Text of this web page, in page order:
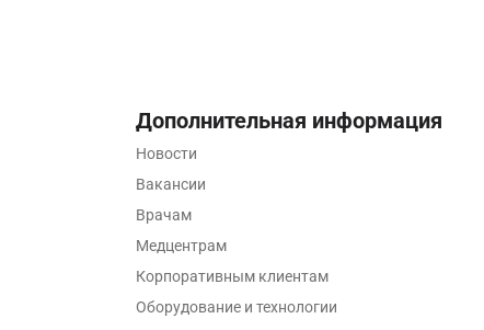
Дополнительная информация
Новости
Вакансии
Врачам
Медцентрам
Корпоративным клиентам
Оборудование и технологии